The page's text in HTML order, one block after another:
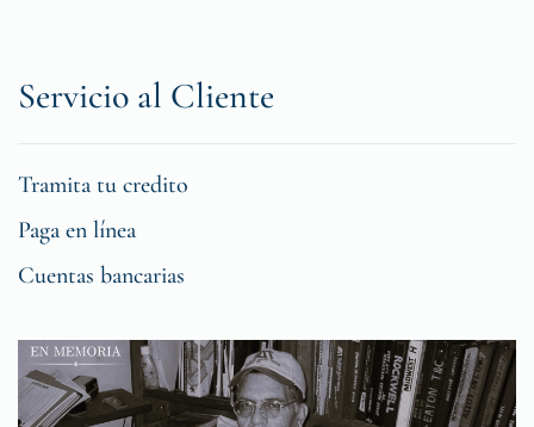
Servicio al Cliente
Tramita tu credito
Paga en línea
Cuentas bancarias